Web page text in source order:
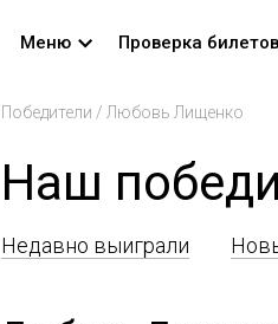
Меню Проверка билетов
Победители / Любовь Лищенко
Наш
Недавно выиграли